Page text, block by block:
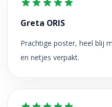
Greta ORIS
Prachtige poster, heel blij
en netjes verpakt.